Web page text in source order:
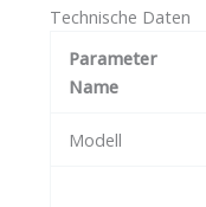
Technische Daten
Parameter
Name
Modell